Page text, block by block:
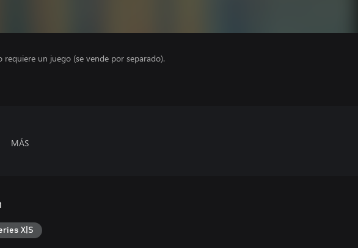
requiere un juego (se vende por separado).
MÁS
X|S